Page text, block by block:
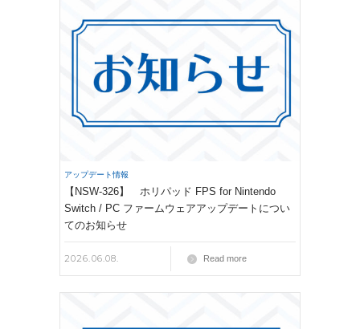
アップデート情報
【NSW-326】 ホリパッド FPS for Nintendo
Switch / PC ファームウェアアップデートについ
てのお知らせ
2026.06.08. Read more